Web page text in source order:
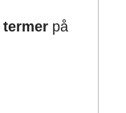
termerpå